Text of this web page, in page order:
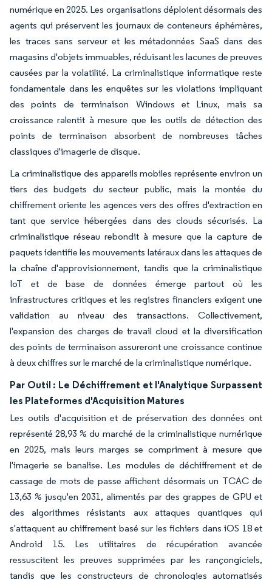
numérique en 2025. Les organisations déploient désormais des
agents qui préservent les journaux de conteneurs éphémères,
les traces sans serveur et les métadonnées SaaS dans des
magasins d'objets immuables, réduisant les lacunes de preuves
causées par la volatilité. La criminalistique informatique reste
fondamentale dans les enquêtes sur les violations impliquant
des points de terminaison Windows et Linux, mais sa
croissance ralentit à mesure que les outils de détection des
points de terminaison absorbent de nombreuses tâches
classiques d'imagerie de disque.
La criminalistique des appareils mobiles représente environ un
tiers des budgets du secteur public, mais la montée du
chiffrement oriente les agences vers des offres d'extraction en
tant que service hébergées dans des clouds sécurisés. La
criminalistique réseau rebondit à mesure que la capture de
paquets identifie les mouvements latéraux dans les attaques de
la chaîne d'approvisionnement, tandis que la criminalistique
IoT et de base de données émerge partout où les
infrastructures critiques et les registres financiers exigent une
validation au niveau des transactions. Collectivement,
l'expansion des charges de travail cloud et la diversification
des points de terminaison assureront une croissance continue
à deux chiffres sur le marché de la criminalistique numérique.
Par Outil : Le Déchiffrement et l'Analytique Surpassent
les Plateformes d'Acquisition Matures
Les outils d'acquisition et de préservation des données ont
représenté 28,93 % du marché de la criminalistique numérique
en 2025, mais leurs marges se compriment à mesure que
l'imagerie se banalise. Les modules de déchiffrement et de
cassage de mots de passe affichent désormais un TCAC de
13,63 % jusqu'en 2031, alimentés par des grappes de GPU et
des algorithmes résistants aux attaques quantiques qui
s'attaquent au chiffrement basé sur les fichiers dans iOS 18 et
Android 15. Les utilitaires de récupération avancée
ressuscitent les preuves supprimées par les rançongiciels,
tandis que les constructeurs de chronologies automatisés